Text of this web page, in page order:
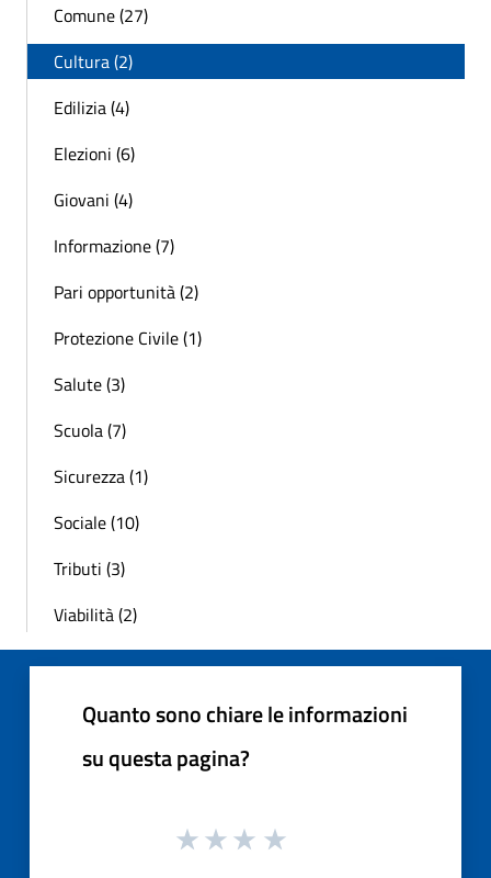
Comune (27)
Cultura (2)
Edilizia (4)
Elezioni (6)
Giovani (4)
Informazione (7)
Pari opportunità (2)
Protezione Civile (1)
Salute (3)
Scuola (7)
Sicurezza (1)
Sociale (10)
Tributi (3)
Viabilità (2)
Quanto sono chiare le informazioni
su questa pagina?